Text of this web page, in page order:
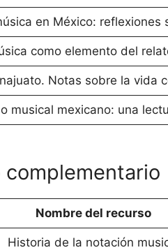
en México:
como elemento del
Notas sobre la vida
musical mexicano: una
Nombre del recurso
Historia de la notación